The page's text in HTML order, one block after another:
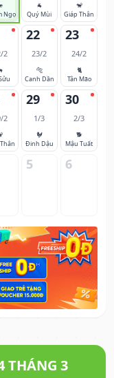
Ngọ
🐐
Quý Mùi
🐒
Giáp Thân
2
22
23/2
🐅
Canh Dần
23
24/2
🐈
Tân Mão
2
29
1/3
🐓
Đinh Dậu
30
2/3
🐕
Mậu Tuất
5 6
THÁNG 3